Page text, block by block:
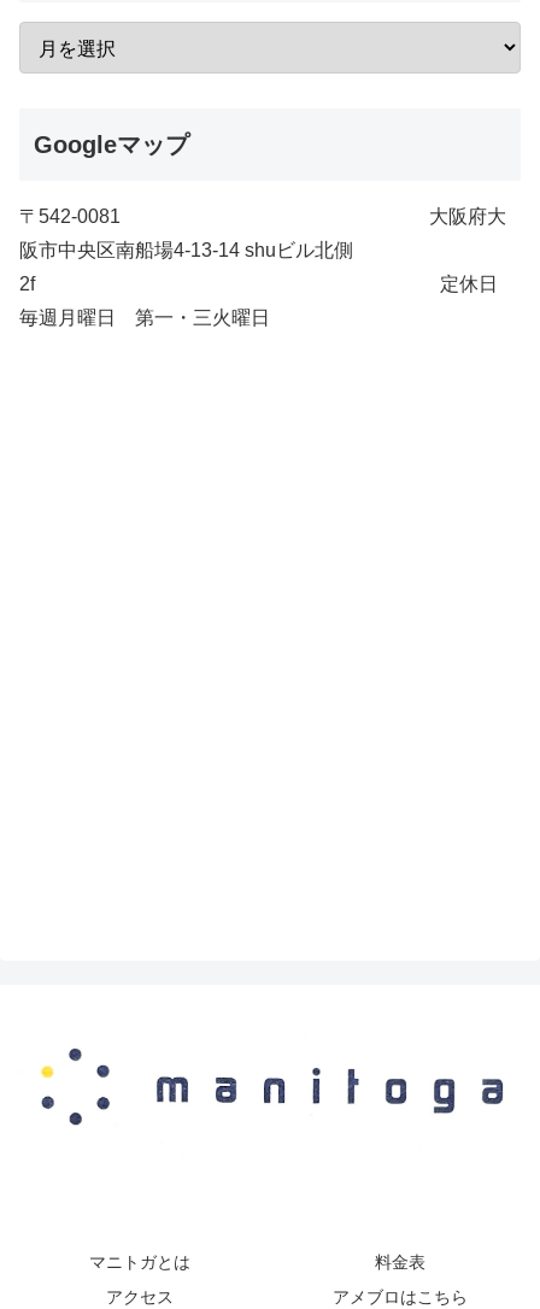
Googleマップ
〒542-0081 大阪府大
阪市中央区南船場4-13-14 shuビル北側
2f 定休日
毎週月曜日 第一・三火曜日
マニトガとは
料金表
アクセス
アメブロはこちら